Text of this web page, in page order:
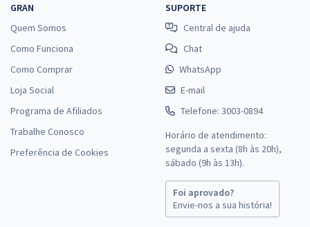
GRAN
Quem Somos
Como Funciona
Como Comprar
Loja Social
Programa de Afiliados
Trabalhe Conosco
Preferência de Cookies
SUPORTE
Central de ajuda
Chat
WhatsApp
E-mail
Telefone: 3003-0894
Horário de atendimento:
segunda a sexta (8h às 20h),
sábado (9h às 13h).
Foi aprovado?
Envie-nos a sua história!